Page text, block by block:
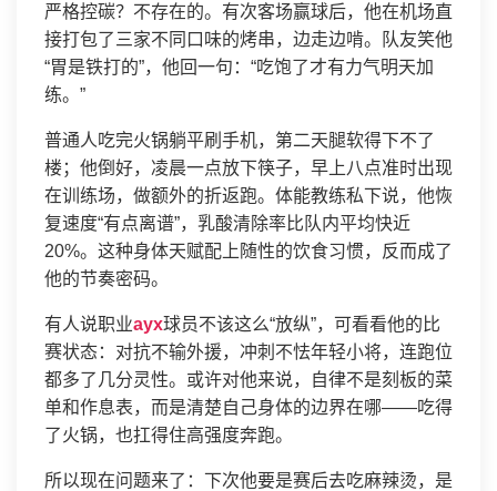
严格控碳？不存在的。有次客场赢球后，他在机场直
接打包了三家不同口味的烤串，边走边啃。队友笑他
“胃是铁打的”，他回一句：“吃饱了才有力气明天加
练。”
普通人吃完火锅躺平刷手机，第二天腿软得下不了
楼；他倒好，凌晨一点放下筷子，早上八点准时出现
在训练场，做额外的折返跑。体能教练私下说，他恢
复速度“有点离谱”，乳酸清除率比队内平均快近
20%。这种身体天赋配上随性的饮食习惯，反而成了
他的节奏密码。
有人说职业ayx球员不该这么“放纵”，可看看他的比
赛状态：对抗不输外援，冲刺不怯年轻小将，连跑位
都多了几分灵性。或许对他来说，自律不是刻板的菜
单和作息表，而是清楚自己身体的边界在哪——吃得
了火锅，也扛得住高强度奔跑。
所以现在问题来了：下次他要是赛后去吃麻辣烫，是